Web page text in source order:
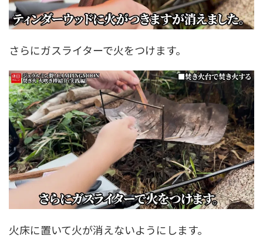
さらにガスライターで火をつけます。
火床に置いて火が消えないようにします。